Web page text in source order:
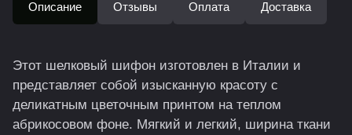
Описание Отзывы Оплата Доставка
Этот шелковый шифон изготовлен в Италии и
представляет собой изысканную красоту с
деликатным цветочным принтом на теплом
абрикосовом фоне. Мягкий и легкий, ширина ткани